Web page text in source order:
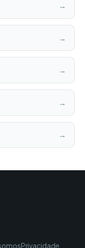
→
→
→
→
→
Privacidade